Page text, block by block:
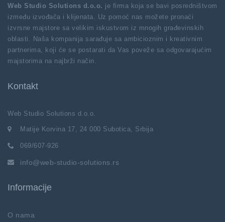
Web Studio Solutions d.o.o. je firma koja se bavi posredništvom
između izvođača i klijenata. Uz pomoć nas možete pronaći
izvrsne majstore sa velikim iskustvom iz mnogih građevinskih
oblasti. Naša kompanija sarađuje sa ambicioznim i kreativnim
partnerima, koji će se postarati da Vas poveže sa odgovarajućim
majstorima na najbrži način.
Kontakt
Web Studio Solutions d.o.o.
Matije Korvina 17, 24 000 Subotica, Srbija
069/607-926
info@web-studio-solutions.rs
Informacije
O nama